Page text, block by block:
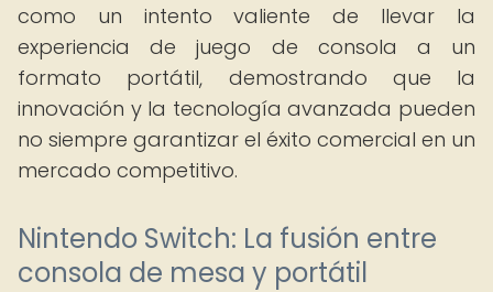
como un intento valiente de llevar la
experiencia de juego de consola a un
formato portátil, demostrando que la
innovación y la tecnología avanzada pueden
no siempre garantizar el éxito comercial en un
mercado competitivo.
Nintendo Switch: La fusión entre
consola de mesa y portátil